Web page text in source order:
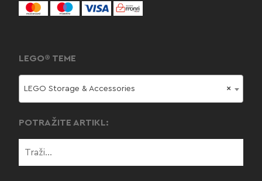
LEGO® TEME
×
LEGO Storage & Accessories
POTRAŽITE ARTIKL: